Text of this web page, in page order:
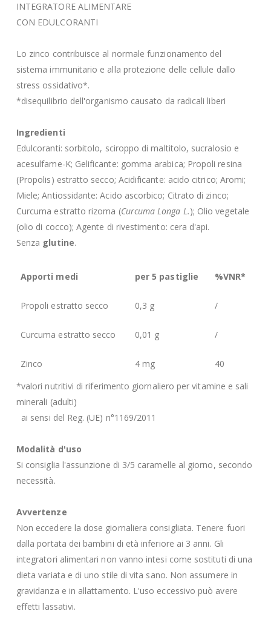
INTEGRATORE ALIMENTARE
CON EDULCORANTI
Lo zinco contribuisce al normale funzionamento del
sistema immunitario e alla protezione delle cellule dallo
stress ossidativo*.
*disequilibrio dell'organismo causato da radicali liberi
Ingredienti
Edulcoranti: sorbitolo, sciroppo di maltitolo, sucralosio e
acesulfame-K; Gelificante: gomma arabica; Propoli resina
(Propolis) estratto secco; Acidificante: acido citrico; Aromi;
Miele; Antiossidante: Acido ascorbico; Citrato di zinco;
Curcuma estratto rizoma (Curcuma Longa L.); Olio vegetale
(olio di cocco); Agente di rivestimento: cera d'api.
Senza glutine.
Apporti medi per 5 pastiglie %VNR*
Propoli estratto secco 0,3 g /
Curcuma estratto secco 0,01 g /
Zinco 4 mg
40
*valori nutritivi di riferimento giornaliero per vitamine e sali
minerali (adulti)
ai sensi del Reg. (UE) n°1169/2011
Modalità d'uso
Si consiglia l'assunzione di 3/5 caramelle al giorno, secondo
necessità.
Avvertenze
Non eccedere la dose giornaliera consigliata. Tenere fuori
dalla portata dei bambini di età inferiore ai 3 anni. Gli
integratori alimentari non vanno intesi come sostituti di una
dieta variata e di uno stile di vita sano. Non assumere in
gravidanza e in allattamento. L'uso eccessivo può avere
effetti lassativi.